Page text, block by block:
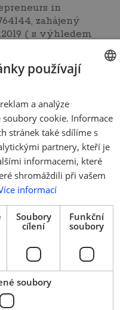
in
zahájený
( s výhledem
Ocenění
a středním
firmám a
31. 8. 2017
ocenění za
„Podnikáme
používají
a analýze
cookie. Informace
stránek také sdílíme s
partnery, kteří je
informacemi, které
shromáždili při vašem
informací
Soubory
cílení
Funkční
soubory
soubory